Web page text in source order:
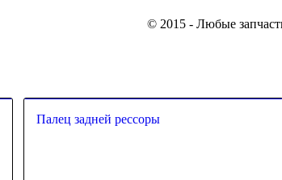
Палец задней рессоры
© 2015 - Любые